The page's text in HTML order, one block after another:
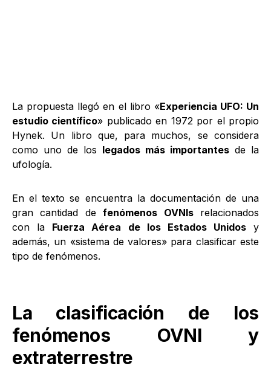
La propuesta llegó en el libro «Experiencia UFO: Un
estudio científico» publicado en 1972 por el propio
Hynek. Un libro que, para muchos, se considera
como uno de los legados más importantes de la
ufología.
En el texto se encuentra la documentación de una
gran cantidad defenómenos OVNIsrelacionados
con la Fuerza Aérea de los Estados Unidosy
además, un «sistema de valores» para clasificar este
tipo de fenómenos.
La clasificación de los
fenómenos OVNI y
extraterrestre